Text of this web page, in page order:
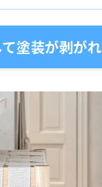
塗装が剥が